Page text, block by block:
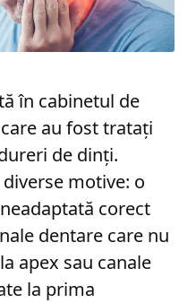
în cabinetul de
au fost tratați
de dinți.
motive: o
corect
dentare care nu
apex sau canale
la prima